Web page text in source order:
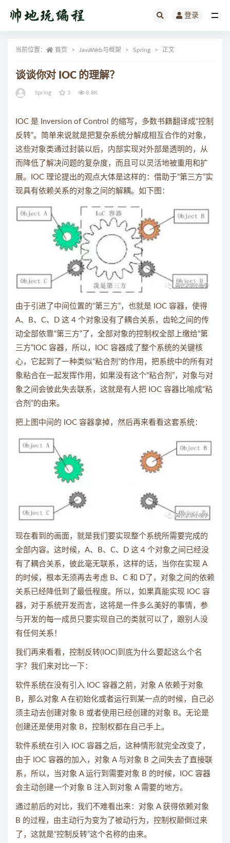
登录
当前位置： 首页 JavaWeb与框架 Spring 正文
谈谈你对 IOC 的理解？
Spring 3 8.8K
IOC 是 Inversion of Control 的缩写，多数书籍翻译成“控制
反转”。简单来说就是把复杂系统分解成相互合作的对象，
这些对象类通过封装以后，内部实现对外部是透明的，从
而降低了解决问题的复杂度，而且可以灵活地被重用和扩
展。IOC 理论提出的观点大体是这样的：借助于“第三方”实
现具有依赖关系的对象之间的解耦。如下图：
由于引进了中间位置的“第三方”，也就是 IOC 容器，使得
A、B、C、D 这 4 个对象没有了耦合关系，齿轮之间的传
动全部依靠“第三方”了，全部对象的控制权全部上缴给“第
三方”IOC 容器，所以，IOC 容器成了整个系统的关键核
心，它起到了一种类似“粘合剂”的作用，把系统中的所有对
象粘合在一起发挥作用，如果没有这个“粘合剂”，对象与对
象之间会彼此失去联系，这就是有人把 IOC 容器比喻成“粘
合剂”的由来。
把上图中间的 IOC 容器拿掉，然后再来看看这套系统：
现在看到的画面，就是我们要实现整个系统所需要完成的
全部内容。这时候，A、B、C、D 这 4 个对象之间已经没
有了耦合关系，彼此毫无联系，这样的话，当你在实现 A
的时候，根本无须再去考虑 B、C 和 D了，对象之间的依赖
关系已经降低到了最低程度。所以，如果真能实现 IOC 容
器，对于系统开发而言，这将是一件多么美好的事情，参
与开发的每一成员只要实现自己的类就可以了，跟别人没
有任何关系！
我们再来看看，控制反转(IOC)到底为什么要起这么个名
字？我们来对比一下：
软件系统在没有引入 IOC 容器之前，对象 A 依赖于对象
B，那么对象 A 在初始化或者运行到某一点的时候，自己必
须主动去创建对象 B 或者使用已经创建的对象 B。无论是
创建还是使用对象 B，控制权都在自己手上。
软件系统在引入 IOC 容器之后，这种情形就完全改变了，
由于 IOC 容器的加入，对象 A 与对象 B 之间失去了直接联
系，所以，当对象 A 运行到需要对象 B 的时候，IOC 容器
会主动创建一个对象 B 注入到对象 A 需要的地方。
通过前后的对比，我们不难看出来：对象 A 获得依赖对象
B 的过程，由主动行为变为了被动行为，控制权颠倒过来
了，这就是“控制反转”这个名称的由来。